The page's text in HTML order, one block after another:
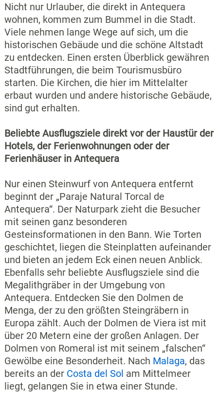
Nicht nur Urlauber, die direkt in Antequera
wohnen, kommen zum Bummel in die Stadt.
Viele nehmen lange Wege auf sich, um die
historischen Gebäude und die schöne Altstadt
zu entdecken. Einen ersten Überblick gewähren
Stadtführungen, die beim Tourismusbüro
starten. Die Kirchen, die hier im Mittelalter
erbaut wurden und andere historische Gebäude,
sind gut erhalten.
Beliebte Ausflugsziele direkt vor der Haustür der
Hotels, der Ferienwohnungen oder der
Ferienhäuser in Antequera
Nur einen Steinwurf von Antequera entfernt
beginnt der „Paraje Natural Torcal de
Antequera“. Der Naturpark zieht die Besucher
mit seinen ganz besonderen
Gesteinsformationen in den Bann. Wie Torten
geschichtet, liegen die Steinplatten aufeinander
und bieten an jedem Eck einen neuen Anblick.
Ebenfalls sehr beliebte Ausflugsziele sind die
Megalithgräber in der Umgebung von
Antequera. Entdecken Sie den Dolmen de
Menga, der zu den größten Steingräbern in
Europa zählt. Auch der Dolmen de Viera ist mit
über 20 Metern eine der großen Anlagen. Der
Dolmen von Romeral ist mit seinem „falschen“
Gewölbe eine Besonderheit. Nach Malaga, das
bereits an der Costa del Sol am Mittelmeer
liegt, gelangen Sie in etwa einer Stunde.